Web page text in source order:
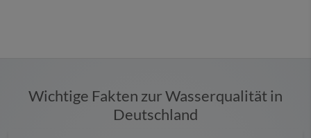
Wichtige Fakten zur Wasserqualität in
Deutschland